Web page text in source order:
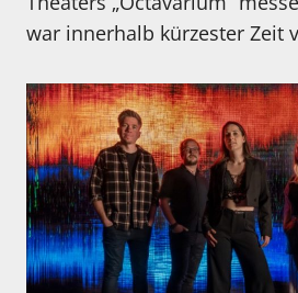
war innerhalb kürzester Zeit